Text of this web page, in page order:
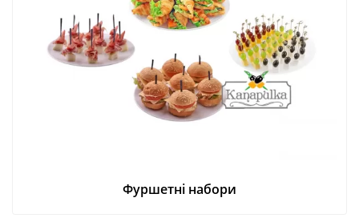
Фуршетні набори